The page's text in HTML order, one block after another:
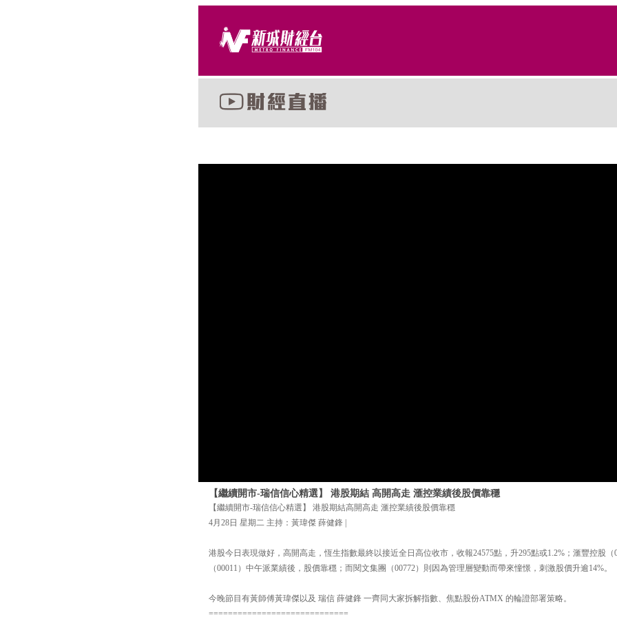
【繼續開市-瑞信信心精選】 港股期結 高開高走 滙控業績後股價靠穩
【繼續開市-瑞信信心精選】 港股期結高開高走 滙控業績後股價靠穩
4月28日 星期二 主持：黃瑋傑 薛健鋒 |
港股今日表現做好，高開高走，恆生指數最終以接近全日高位收市，收報24575點，升295點或1.2%；滙豐控股（
（00011）中午派業績後，股價靠穩；而閱文集團（00772）則因為管理層變動而帶來憧憬，刺激股價升逾14%。
今晚節目有黃師傅黃瑋傑以及 瑞信 薛健鋒 一齊同大家拆解指數、焦點股份ATMX 的輪證部署策略。
=============================